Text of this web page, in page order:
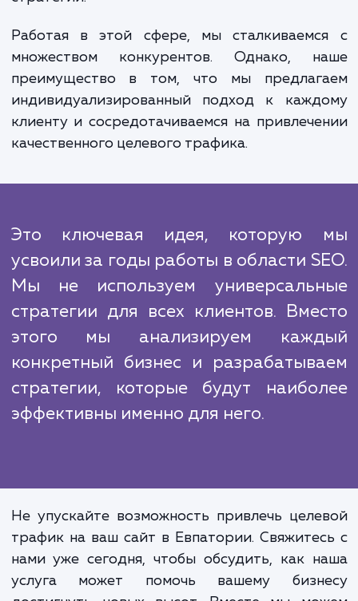
реализация и отслеживание
процессе исследования мы изучаем ваш
бизнес, конкурентов и определяем
аудитории. На этапе
разрабатывается стратегия для
целевого трафика. Этап реализации
себя реализацию разработанных
методов и при необходимости
Работая в этой сфере, мы
множеством конкурентов. Однако,
преимущество в том, что мы
индивидуализированный подход к
клиенту и сосредотачиваемся на
качественного целевого трафика.
Это ключевая идея, которую
усвоили за годы работы в области
Мы не используем